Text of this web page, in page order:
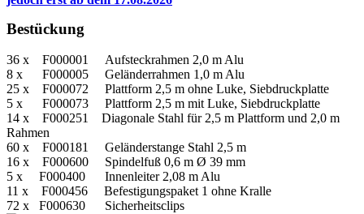
Bestückung
36 x F000001
Aufsteckrahmen 2,0 m Alu
8 x F000005
Geländerrahmen 1,0 m Alu
25 x F000072
Plattform 2,5 m ohne Luke, Siebdruckplatte
5 x F000073
Plattform 2,5 m mit Luke, Siebdruckplatte
14 x F000251 Diagonale Stahl für 2,5 m Plattform und 2,0 m
Rahmen
60 x F000181
Geländerstange Stahl 2,5 m
16 x F000600
Spindelfuß 0,6 m Ø 39 mm
5 x F000400
Innenleiter 2,08 m Alu
11 x F000456
Befestigungspaket 1 ohne Kralle
72 x F000630
Sicherheitsclips